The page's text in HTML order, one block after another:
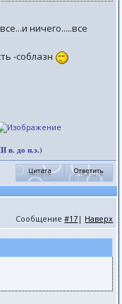
ничего.....все
-соблазн
в. до н.э.)
Сообщение#17 | Наверх